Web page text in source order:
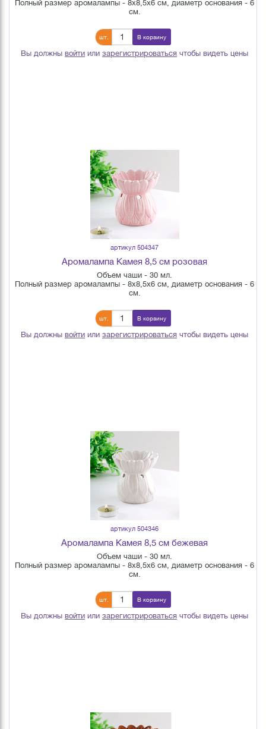
Полный размер аромалампы - 8х8,5х6 см, диаметр основания - 6
см.
шт. В корзину
Вы должны войти или зарегистрироваться чтобы видеть цены
артикул 504347
Аромалампа Камея 8,5 см розовая
Объем чаши - 30 мл.
Полный размер аромалампы - 8х8,5х6 см, диаметр основания - 6
см.
шт. В корзину
Вы должны войти или зарегистрироваться чтобы видеть цены
артикул 504346
Аромалампа Камея 8,5 см бежевая
Объем чаши - 30 мл.
Полный размер аромалампы - 8х8,5х6 см, диаметр основания - 6
см.
шт. В корзину
Вы должны войти или зарегистрироваться чтобы видеть цены